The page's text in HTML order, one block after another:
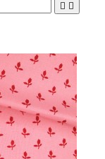
 